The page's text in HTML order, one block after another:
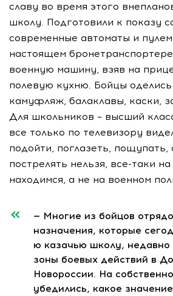
славу во время этого
школу. Подготовили к показу
современные автоматы и
настоящем
военную машину, взяв на
полевую кухню. Бойцы
камуфляж, балаклавы, каски,
Для школьников – высший
все только по телевизору
подойти, поглазеть, пощупать,
пострелять нельзя, все-таки
находимся, а не на военном
— Многие из бойцов
назначения, которые
ю казачью школу, недавно
зоны боевых действий в
Новороссии. На
убедились, какое